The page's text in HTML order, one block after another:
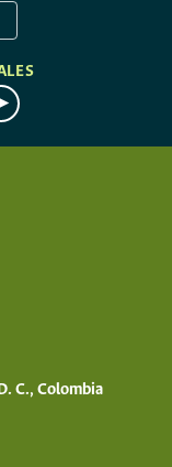
C., Colombia